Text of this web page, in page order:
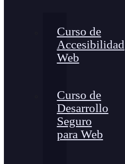
Curso de
Accesibilidad
Web
Curso de
Desarrollo
Seguro
para Web